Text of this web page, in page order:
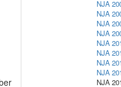
NJA
NJA
NJA
NJA
NJA
NJA
NJA
NJA
NJA